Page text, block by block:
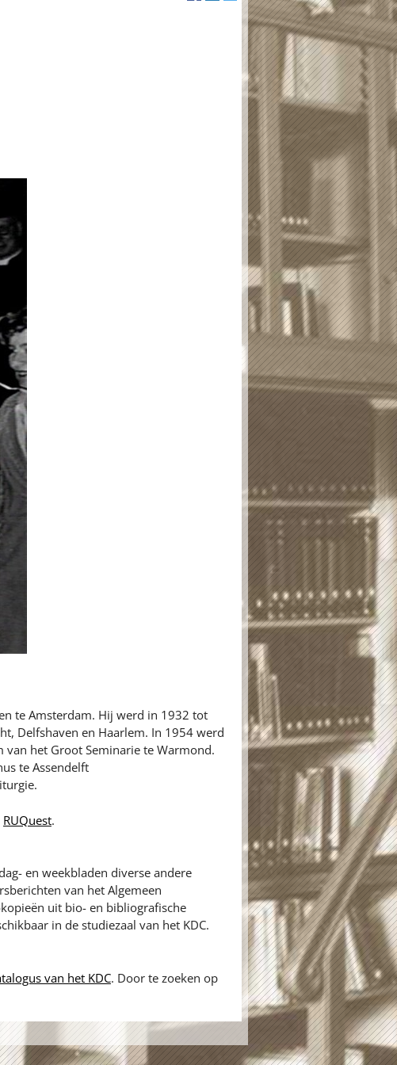
te Amsterdam. Hij werd in 1932 tot
Delfshaven en Haarlem. In 1954 werd
het Groot Seminarie te Warmond.
te Assendelft
RUQuest.
en weekbladen diverse andere
van het Algemeen
uit bio- en bibliografische
in de studiezaal van het KDC.
van het KDC. Door te zoeken op